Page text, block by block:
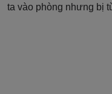
ta vào phòng nhưng bị